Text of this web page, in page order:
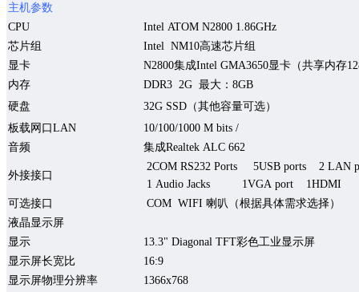
主机参数
CPU
Intel ATOM N2800 1. 86GHz
芯片组
Intel NM10高速芯片组
显卡
N2800集成Intel GMA3650显卡（共享内存
内存
DDR3 2G 最大： 8GB
硬盘
32G SSD （其他容量可选）
板载 网口 LAN
10/100/1000 M bits /
音频
集成Realtek ALC 662
外接接口
2COM RS232 Ports 5USB ports 2 LAN
1 Audio Jacks 1VGA port 1HDMI
可选接口
COM WIFI 喇叭
（根据具体需求选择）
液晶显示屏
显示
13.3" Diagonal TFT彩色工业显示屏
显示屏长宽比
16:9
显示屏物理分辨率
1366x768